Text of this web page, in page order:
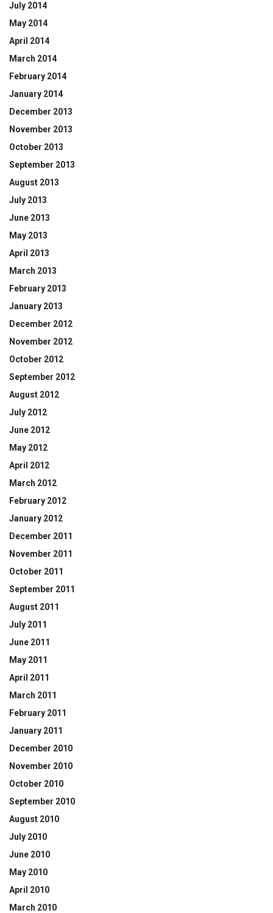
July 2014
May 2014
April 2014
March 2014
February 2014
January 2014
December 2013
November 2013
October 2013
September 2013
August 2013
July 2013
June 2013
May 2013
April 2013
March 2013
February 2013
January 2013
December 2012
November 2012
October 2012
September 2012
August 2012
July 2012
June 2012
May 2012
April 2012
March 2012
February 2012
January 2012
December 2011
November 2011
October 2011
September 2011
August 2011
July 2011
June 2011
May 2011
April 2011
March 2011
February 2011
January 2011
December 2010
November 2010
October 2010
September 2010
August 2010
July 2010
June 2010
May 2010
April 2010
March 2010